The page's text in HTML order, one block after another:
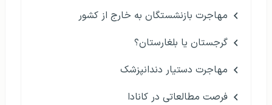
مهاجرت بازنشستگان به خارج از کشور
گرجستان یا بلغارستان؟
مهاجرت دستیار دندانپزشک
فرصت مطالعاتی در کانادا